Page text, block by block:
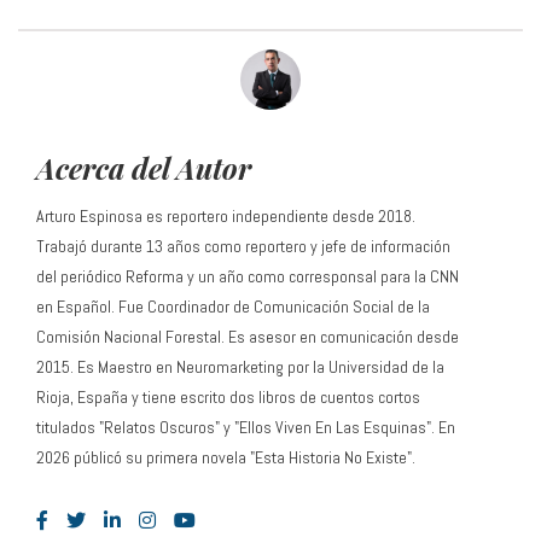
Acerca del Autor
Arturo Espinosa es reportero independiente desde 2018.
Trabajó durante 13 años como reportero y jefe de información
del periódico Reforma y un año como corresponsal para la CNN
en Español. Fue Coordinador de Comunicación Social de la
Comisión Nacional Forestal. Es asesor en comunicación desde
2015. Es Maestro en Neuromarketing por la Universidad de la
Rioja, España y tiene escrito dos libros de cuentos cortos
titulados "Relatos Oscuros" y "Ellos Viven En Las Esquinas". En
2026 públicó su primera novela "Esta Historia No Existe".